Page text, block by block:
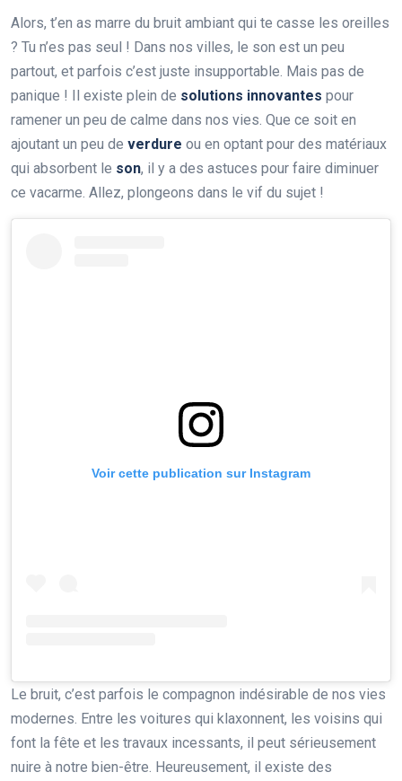
Alors, t’en as marre du bruit ambiant qui te casse les oreilles
? Tu n’es pas seul ! Dans nos villes, le son est un peu
partout, et parfois c’est juste insupportable. Mais pas de
panique ! Il existe plein de solutions innovantes pour
ramener un peu de calme dans nos vies. Que ce soit en
ajoutant un peu de verdure ou en optant pour des matériaux
qui absorbent le son, il y a des astuces pour faire diminuer
ce vacarme. Allez, plongeons dans le vif du sujet !
Voir cette publication sur Instagram
Le bruit, c’est parfois le compagnon indésirable de nos vies
modernes. Entre les voitures qui klaxonnent, les voisins qui
font la fête et les travaux incessants, il peut sérieusement
nuire à notre bien-être. Heureusement, il existe des